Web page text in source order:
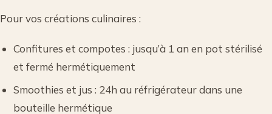
Pour vos créations culinaires :
Confitures et compotes : jusqu’à 1 an en pot stérilisé
et fermé hermétiquement
Smoothies et jus : 24h au réfrigérateur dans une
bouteille hermétique